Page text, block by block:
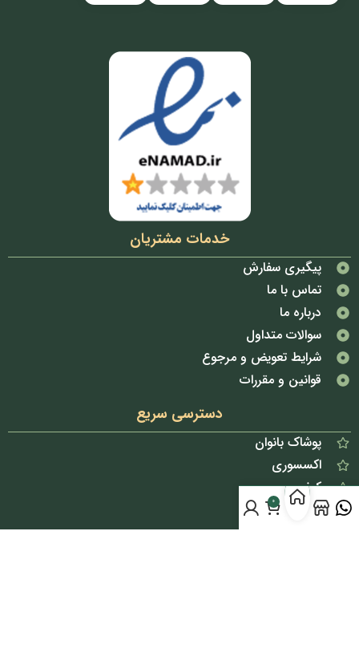
خدمات مشتریان
پیگیری سفارش
تماس با ما
درباره ما
سوالات متداول
شرایط تعویض و مرجوع
قوانین و مقررات
دسترسی سریع
پوشاک بانوان
اکسسوری
کیف
کفش
0